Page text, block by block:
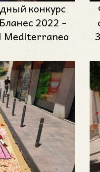
конкурс
2022 -
Mediterraneo